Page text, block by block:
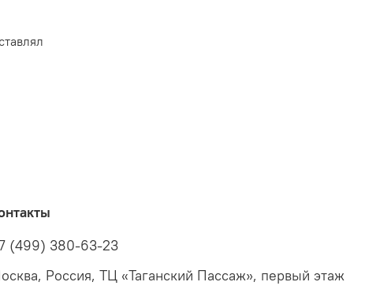
(499) 380-63-23
Россия, ТЦ «Таганский Пассаж», первый этаж